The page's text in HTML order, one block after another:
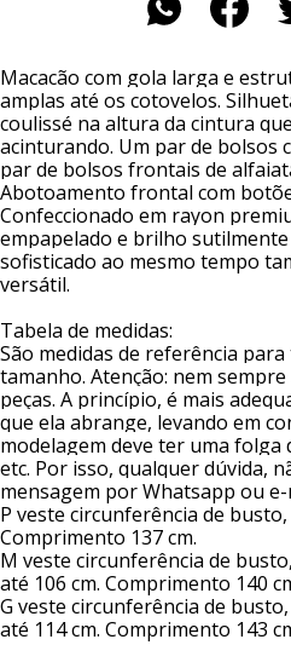
Macacão com gola larga e
amplas até os cotovelos.
coulissé na altura da cintura
acinturando. Um par de bolsos
par de bolsos frontais de
Abotoamento frontal com
Confeccionado em rayon
empapelado e brilho
sofisticado ao mesmo tempo
versátil.
Tabela de medidas:
São medidas de referência
tamanho. Atenção: nem
peças. A princípio, é mais
que ela abrange, levando em
modelagem deve ter uma folga
etc. Por isso, qualquer dúvida,
mensagem por Whatsapp ou e-
P veste circunferência de
Comprimento 137 cm.
M veste circunferência de
até 106 cm. Comprimento 140
G veste circunferência de
até 114 cm. Comprimento 143